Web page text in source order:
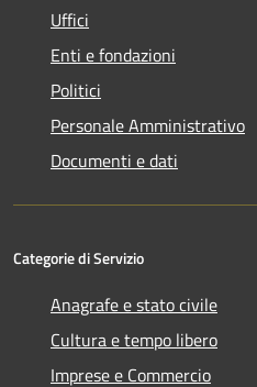
Uffici
Enti e fondazioni
Politici
Personale Amministrativo
Documenti e dati
Categorie di Servizio
Anagrafe e stato civile
Cultura e tempo libero
Imprese e Commercio